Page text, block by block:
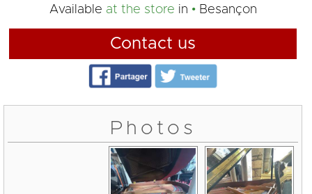
Available at the store in Besançon
Contact us
Photos